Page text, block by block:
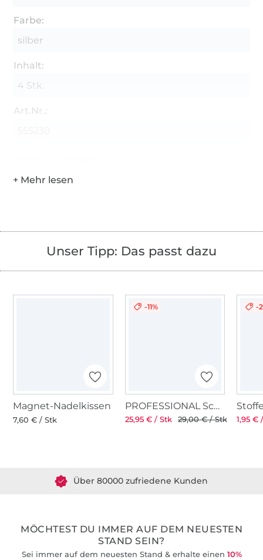
Farbe:
silber
Inhalt:
4 Stk.
Art.Nr.:
Unser Tipp: Das passt dazu
Magnet-Nadelkissen
7,60 € / Stk
-11%
PROFESSIONAL Schneiderschere 8" 21 cm
25,95 € / Stk 29,00 € / Stk
-
1,95 €
MÖCHTEST DU IMMER AUF DEM NEUESTEN
STAND SEIN?
Sei immer auf dem neuesten Stand & erhalte einen 10%